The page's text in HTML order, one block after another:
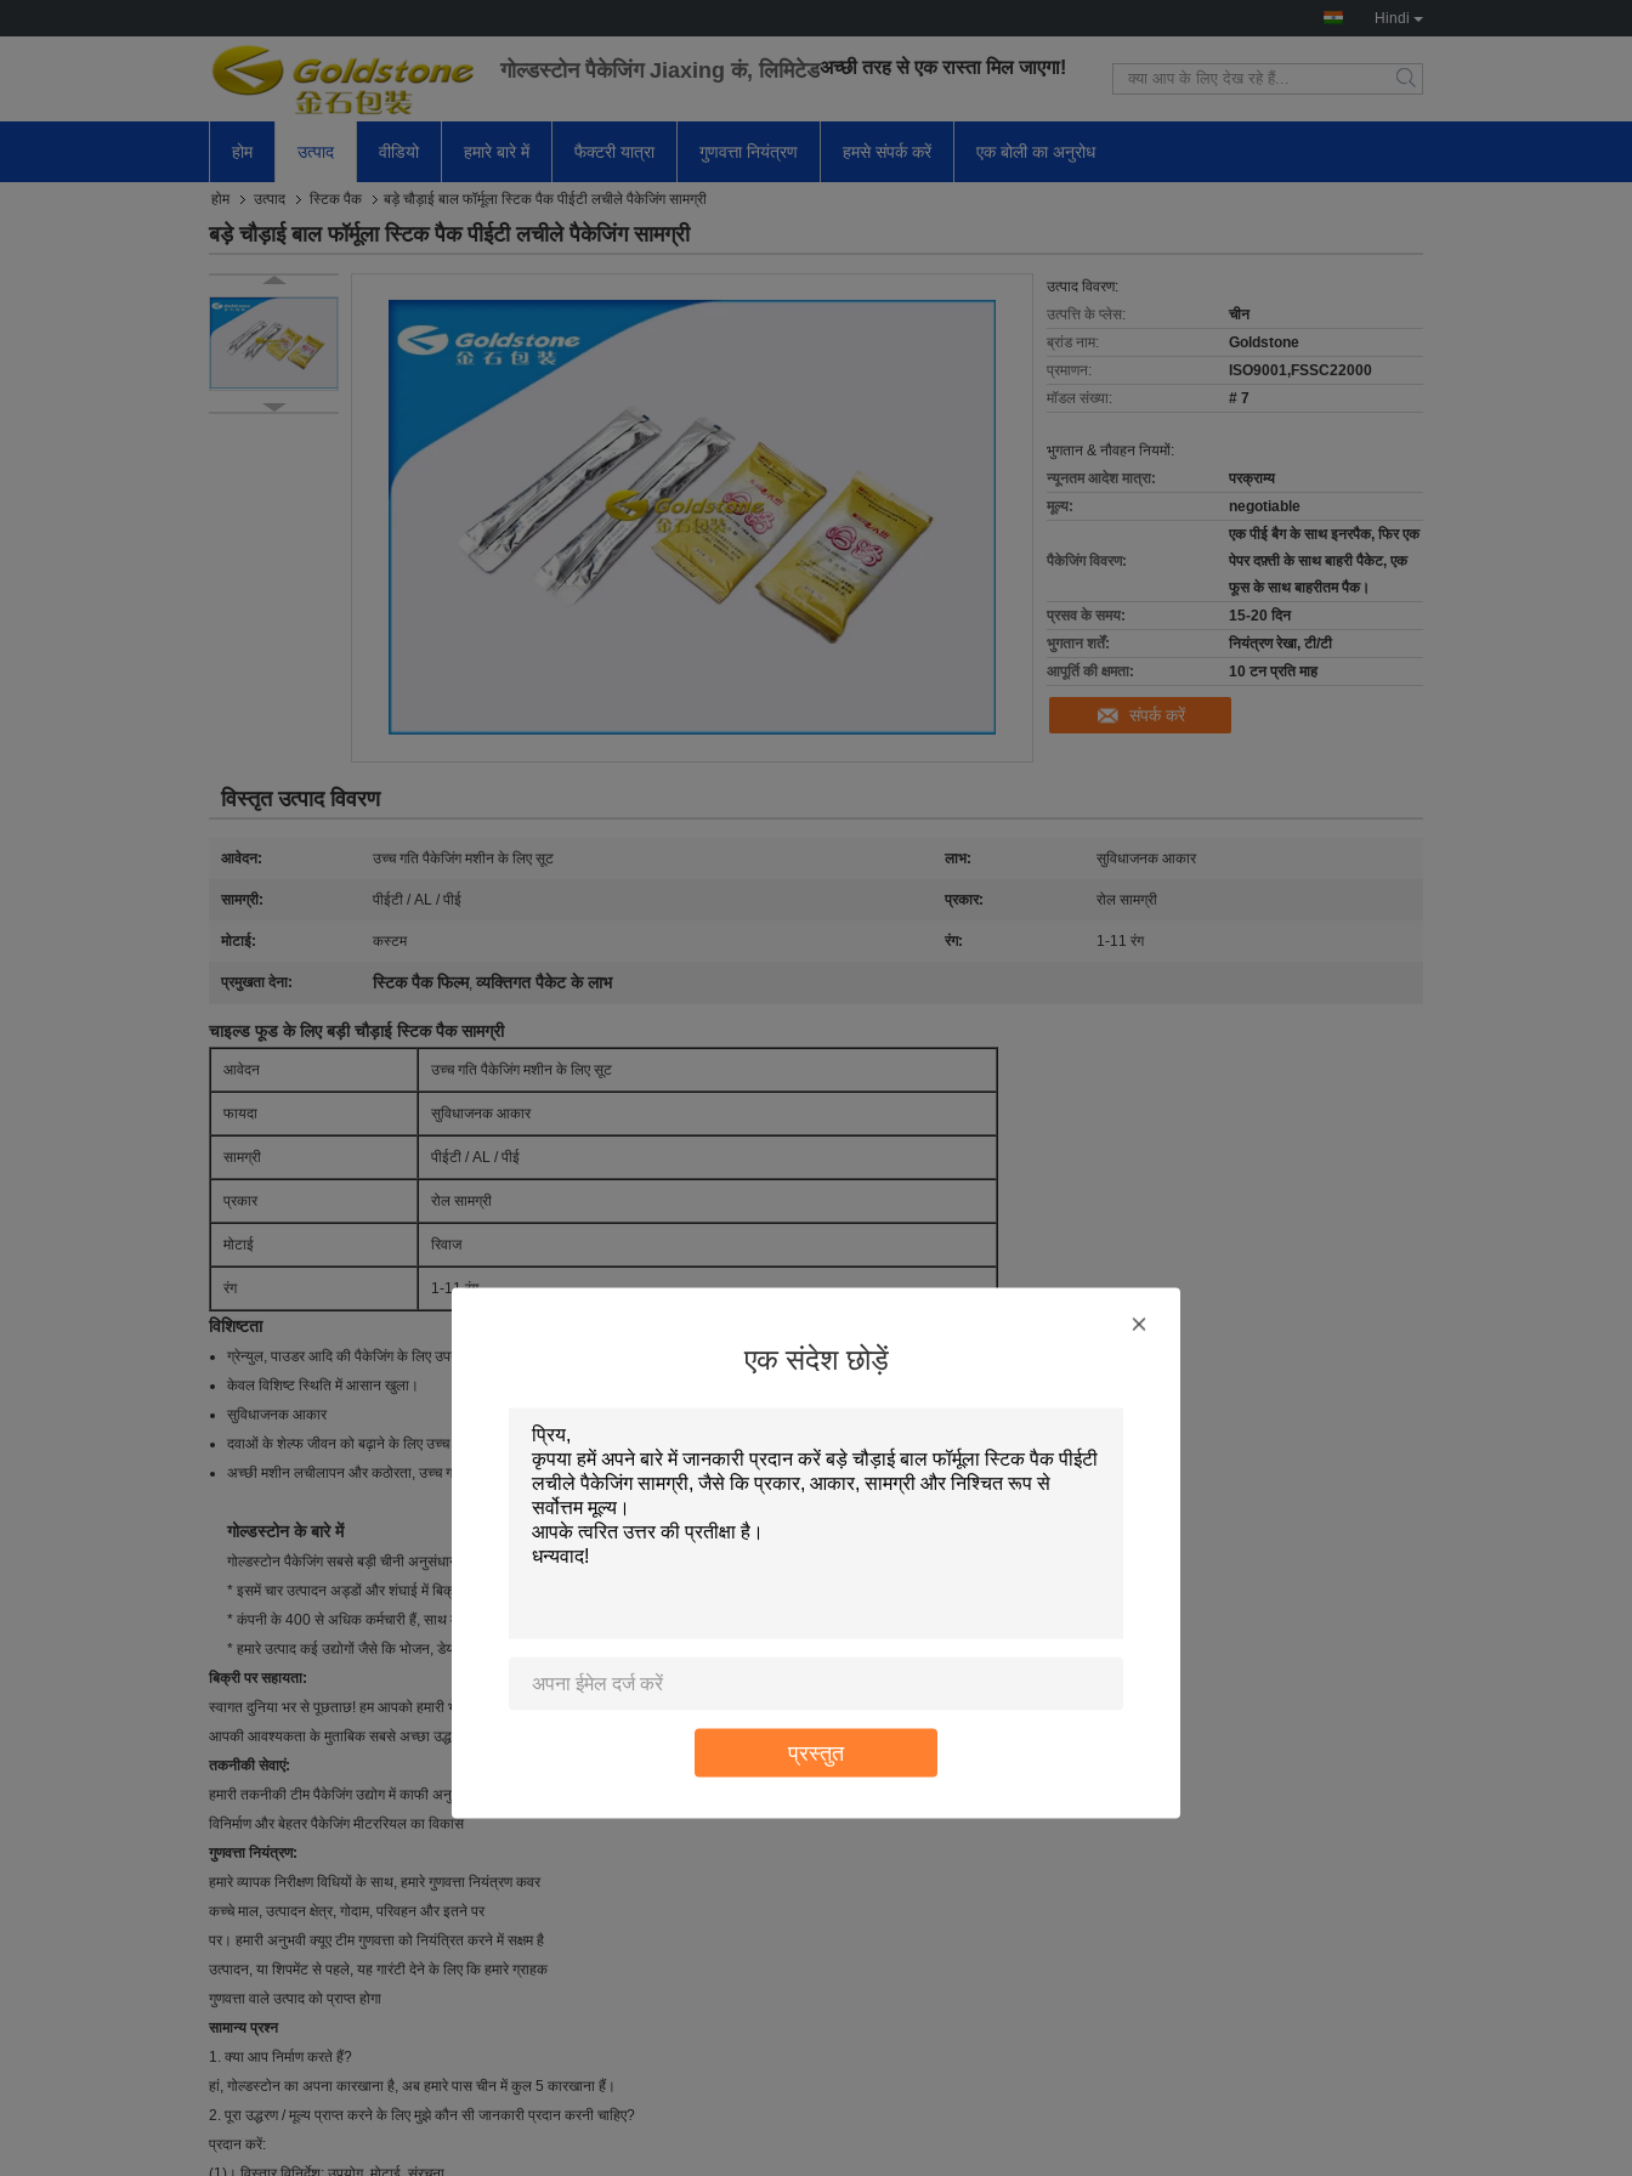
एक संदेश छोड़ें
प्रस्तुत
Hindi
गोल्डस्टोन पैकेजिंग Jiaxing कं, लिमिटेडअच्छी तरह से एक रास्ता मिल जाएगा!
होम उत्पाद वीडियो हमारे बारे में फैक्टरी यात्रा गुणवत्ता नियंत्रण हमसे संपर्क करें एक बोली का अनुरोध
होम उत्पाद स्टिक पैक बड़े चौड़ाई बाल फॉर्मूला स्टिक पैक पीईटी लचीले पैकेजिंग सामग्री
बड़े चौड़ाई बाल फॉर्मूला स्टिक पैक पीईटी लचीले पैकेजिंग सामग्री
उत्पाद विवरण:
उत्पत्ति के प्लेस:
चीन
ब्रांड नाम:
Goldstone
प्रमाणन:
ISO9001,FSSC22000
मॉडल संख्या:
# 7
भुगतान & नौवहन नियमों:
न्यूनतम आदेश मात्रा:
परक्राम्य
मूल्य:
negotiable
पैकेजिंग विवरण:
एक पीई बैग के साथ इनरपैक, फिर एक
पेपर दफ़्ती के साथ बाहरी पैकेट, एक
फूस के साथ बाहरीतम पैक।
प्रसव के समय:
15-20 दिन
भुगतान शर्तें:
नियंत्रण रेखा, टी/टी
आपूर्ति की क्षमता:
10 टन प्रति माह
संपर्क करें
विस्तृत उत्पाद विवरण
आवेदन: उच्च गति पैकेजिंग मशीन के लिए सूट लाभ: सुविधाजनक आकार
सामग्री: पीईटी / AL / पीई प्रकार: रोल सामग्री
मोटाई: कस्टम रंग: 1-11 रंग
प्रमुखता देना: स्टिक पैक फिल्म, व्यक्तिगत पैकेट के लाभ
चाइल्ड फूड के लिए बड़ी चौड़ाई स्टिक पैक सामग्री
आवेदन उच्च गति पैकेजिंग मशीन के लिए सूट
फायदा सुविधाजनक आकार
सामग्री पीईटी / AL / पीई
प्रकार रोल सामग्री
मोटाई रिवाज
रंग 1-11 रंग
विशिष्टता
ग्रेन्युल, पाउडर आदि की पैकेजिंग के लिए उपयुक्त
केवल विशिष्ट स्थिति में आसान खुला।
सुविधाजनक आकार
दवाओं के शेल्फ जीवन को बढ़ाने के लिए उच्च बाधा, अच्छी रोशनी और नमी प्रतिरोध।
अच्छी मशीन लचीलापन और कठोरता, उच्च गति पैकेजिंग मशीन के लिए उपयुक्त।
गोल्डस्टोन के बारे में
गोल्डस्टोन पैकेजिंग सबसे बड़ी चीनी अनुसंधान और विकास, विनिर्माण और लचीला पैकेजिंग और कंटेनर पैकेजिंग बेचने में विशेष उद्यमों में से एक है।
* इसमें चार उत्पादन अड्डों और शंघाई में बिक्री का मुख्य कार्यालय है।
* कंपनी के 400 से अधिक कर्मचारी हैं, साथ में समग्र फिल्म का वार्षिक उत्पादन 10000 टन, सिगरेट एल्यूमीनियम पन्नी 5000 टन, कंटेनर पैकेजिंग 5000 टन है।
* हमारे उत्पाद कई उद्योगों जैसे कि भोजन, डेयरी, चिकित्सा, दैनिक कॉस्मेटिक, एग्रोकेमिकल्स, इलेक्ट्रॉन, केबल, साथ ही कंटेनर और सिगरेट उद्योगों के लिए लागू होते हैं।
बिक्री पर सहायता:
स्वागत दुनिया भर से पूछताछ! हम आपको हमारी भेजना चाहते हैं
आपकी आवश्यकता के मुताबिक सबसे अच्छा उद्धरण
तकनीकी सेवाएं:
हमारी तकनीकी टीम पैकेजिंग उद्योग में काफी अनुभव करती है
विनिर्माण और बेहतर पैकेजिंग मीटररियल का विकास
गुणवत्ता नियंत्रण:
हमारे व्यापक निरीक्षण विधियों के साथ, हमारे गुणवत्ता नियंत्रण कवर
कच्चे माल, उत्पादन क्षेत्र, गोदाम, परिवहन और इतने पर
पर। हमारी अनुभवी क्यूए टीम गुणवत्ता को नियंत्रित करने में सक्षम है
उत्पादन, या शिपमेंट से पहले, यह गारंटी देने के लिए कि हमारे ग्राहक
गुणवत्ता वाले उत्पाद को प्राप्त होगा
सामान्य प्रश्न
1. क्या आप निर्माण करते हैं?
हां, गोल्डस्टोन का अपना कारखाना है, अब हमारे पास चीन में कुल 5 कारखाना हैं।
2. पूरा उद्धरण / मूल्य प्राप्त करने के लिए मुझे कौन सी जानकारी प्रदान करनी चाहिए?
प्रदान करें: